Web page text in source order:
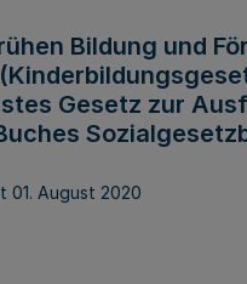
Bildung und
Gesetz zur
01. August 2020